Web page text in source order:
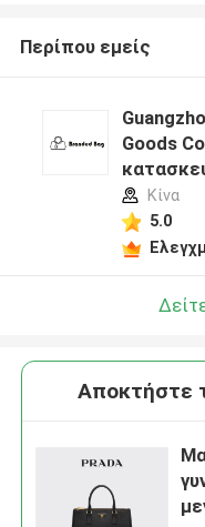
Περίπου εμείς
Goods
Κίνα
5.0
Αποκτήστε